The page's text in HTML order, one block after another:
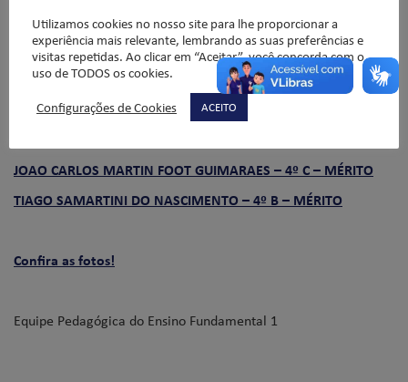
MARIA FERNANDA DE OLIVEIRA MONTE – 4º D – MÉRITO
MICAELA DE VUONO MONTAGNER – 4º D – MÉRITO
ISABELLA RADI SOUZA – 4º E – MÉRITO
MARIA ISABEL GARCIA DE OLIVEIRA – 4º E – MÉRITO
JOAO CARLOS MARTIN FOOT GUIMARAES – 4º C – MÉRITO
TIAGO SAMARTINI DO NASCIMENTO – 4º B – MÉRITO
Confira as fotos!
Equipe Pedagógica do Ensino Fundamental 1
Utilizamos cookies no nosso site para lhe proporcionar a
experiência mais relevante, lembrando as suas preferências e
visitas repetidas. Ao clicar em “Aceitar”, você concorda com o
uso de TODOS os cookies.
Configurações de Cookies
ACEITO